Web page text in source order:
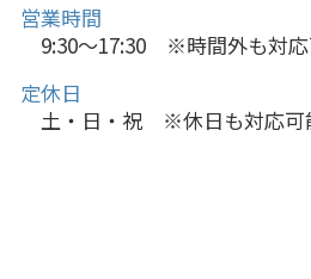
営業時間
9:30～17:30 ※時間外も対応
定休日
土・日・祝 ※休日も対応可